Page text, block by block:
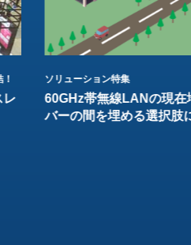
レ
ソリューション特集
60GHz帯無線LANの現
バーの間を埋める選択肢